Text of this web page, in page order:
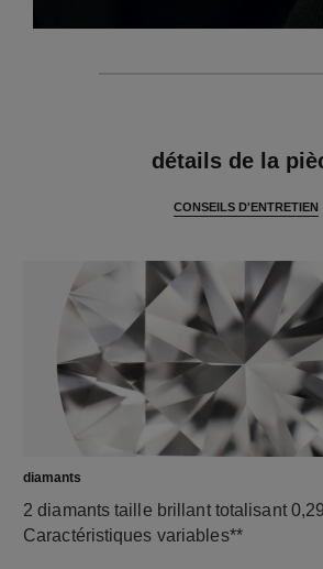
détails de la
CONSEILS D'ENTRETIEN
diamants
2 diamants taille brillant totalisant
Caractéristiques variables**